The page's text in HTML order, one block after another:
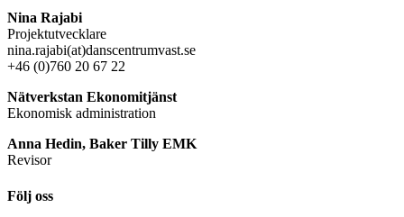
Nina Rajabi
Projektutvecklare
nina.rajabi(at)danscentrumvast.se
+46 (0)760 20 67 22
Nätverkstan Ekonomitjänst
Ekonomisk administration
Anna Hedin, Baker Tilly EMK
Revisor
Följ oss